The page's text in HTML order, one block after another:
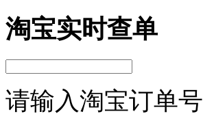
淘宝实时查单
请输入淘宝订单号